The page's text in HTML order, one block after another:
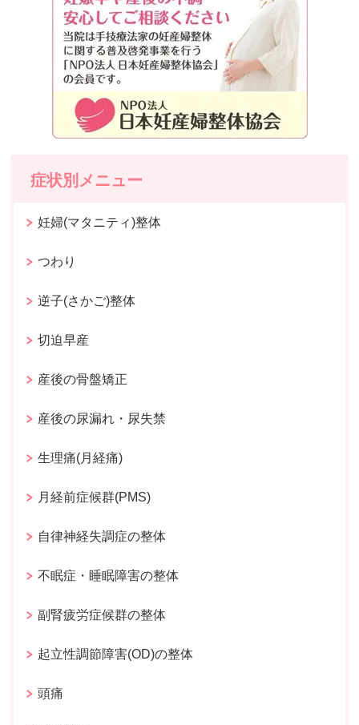
症状別メニュー
妊婦(マタニティ)整体
つわり
逆子(さかご)整体
切迫早産
産後の骨盤矯正
産後の尿漏れ・尿失禁
生理痛(月経痛)
月経前症候群(PMS)
自律神経失調症の整体
不眠症・睡眠障害の整体
副腎疲労症候群の整体
起立性調節障害(OD)の整体
頭痛